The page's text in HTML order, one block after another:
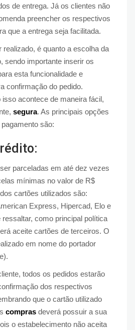
de entrega. Já os clientes não
preencher os respectivos
que a entrega seja facilitada.
é quanto a escolha da
sendo importante inserir os
esta funcionalidade e
confirmação do pedido.
isso acontece de maneira fácil,
segura. As principais opções
são:
parceladas em até dez vezes
mínimas no valor de R$
cartões utilizados são:
Express, Hipercad, Elo e
como principal política
aceite cartões de terceiros. O
em nome do portador
todos os pedidos estarão
dos respectivos
que o cartão utilizado
compras deverá possuir a sua
o estabelecimento não aceita